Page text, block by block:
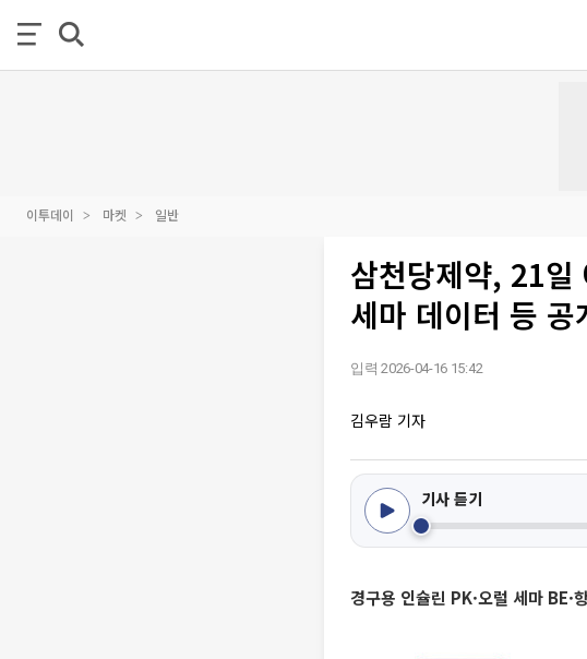
이투데이 마켓 일반
삼천당제약, 21일
세마 데이터 등 공
입력 2026-04-16 15:42
김우람 기자
기사 듣기
경구용 인슐린 PK·오럴 세마 BE·